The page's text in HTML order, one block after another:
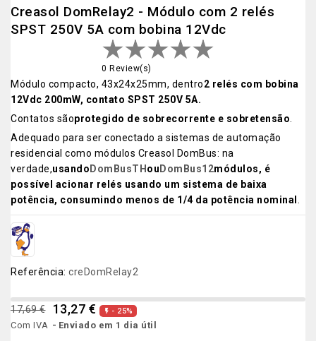
Creasol DomRelay2 - Módulo com 2 relés
SPST 250V 5A com bobina 12Vdc
0 Review(s)
Módulo compacto, 43x24x25mm, dentro2 relés com bobina
12Vdc 200mW, contato SPST 250V 5A.
Contatos sãoprotegido de sobrecorrente e sobretensão.
Adequado para ser conectado a sistemas de automação
residencial como módulos Creasol DomBus: na
verdade,usando DomBusTH ou DomBus12módulos, é
possível acionar relés usando um sistema de baixa
potência, consumindo menos de 1/4 da potência nominal .
Referência: creDomRelay2
17,69 € 13,27 €  - 25%
Com IVA Enviado em 1 dia útil